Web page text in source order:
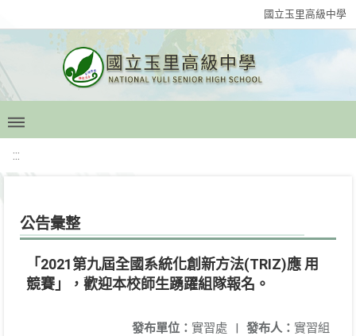
國立玉里高級中學
:::
公告彙整
「2021第九屆全國系統化創新方法(TRIZ)應 用
競賽」，歡迎本校師生踴躍組隊報名。
發布人： 實習組
發布單位： 實習處 |